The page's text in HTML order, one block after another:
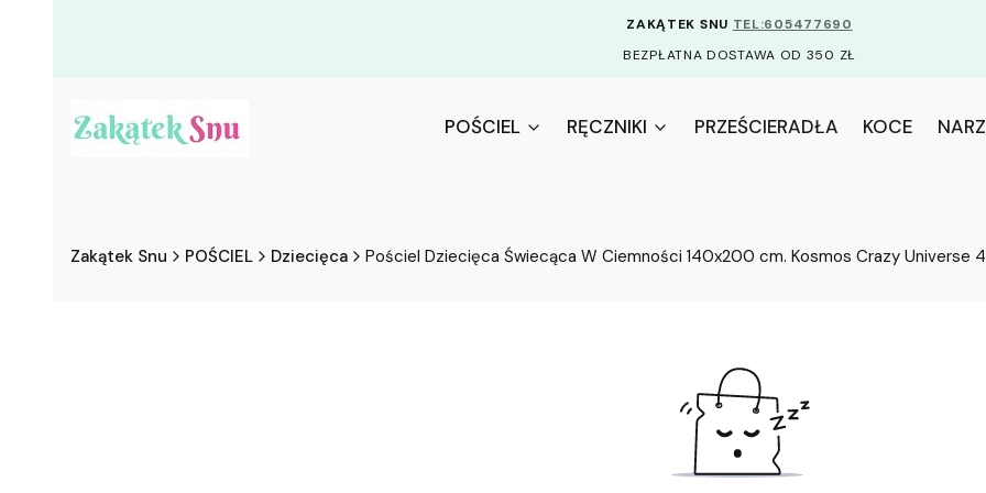
ZAKĄTEK SNU TEL:605477690
BEZPŁATNA DOSTAWA OD 350 ZŁ
POŚCIEL RĘCZNIKI PRZEŚCIERADŁA KOCE
Zakątek Snu POŚCIEL Dziecięca Pościel Dziecięca Świecąca W Ciemności 140x200 cm. Kosmos Crazy Universe